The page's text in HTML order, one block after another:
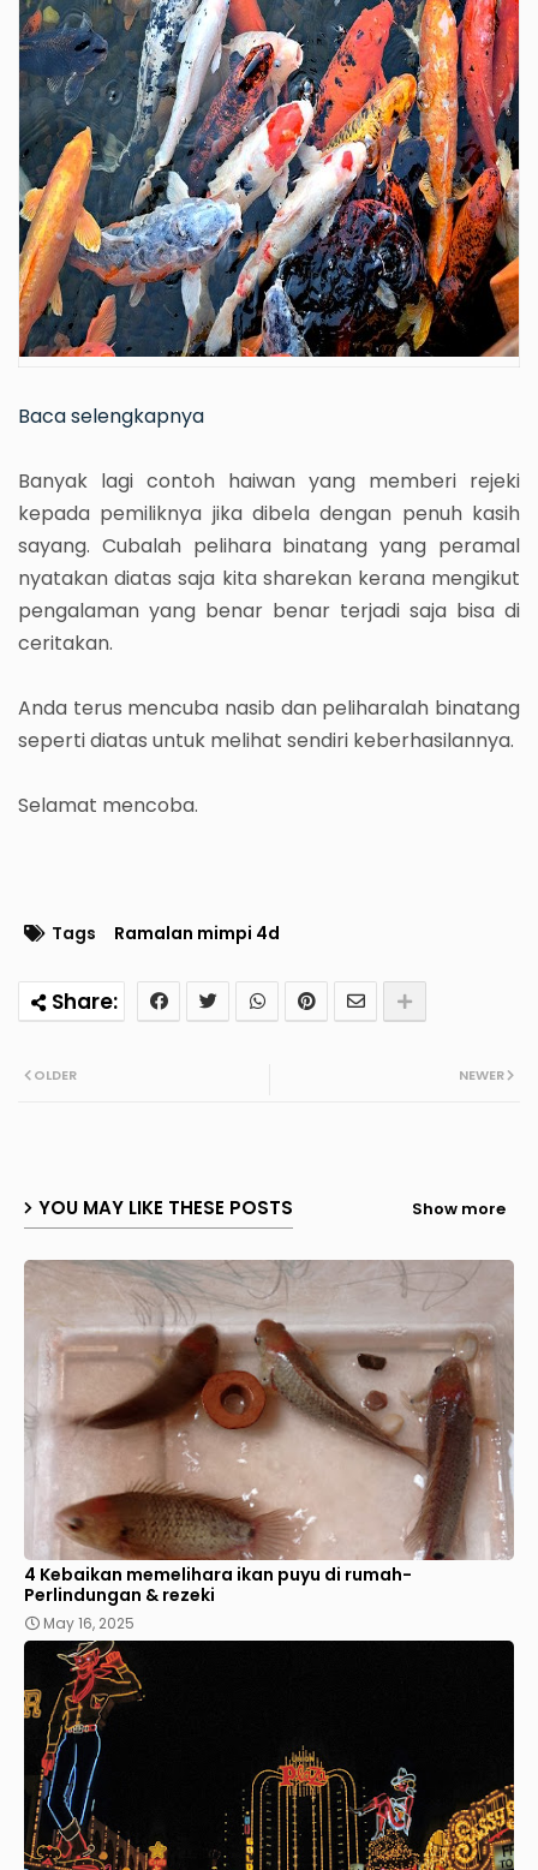
Baca selengkapnya
Banyak lagi contoh haiwan yang memberi rejeki
kepada pemiliknya jika dibela dengan penuh kasih
sayang. Cubalah pelihara binatang yang peramal
nyatakan diatas saja kita sharekan kerana mengikut
pengalaman yang benar benar terjadi saja bisa di
ceritakan.
Anda terus mencuba nasib dan peliharalah binatang
seperti diatas untuk melihat sendiri keberhasilannya.
Selamat mencoba.
Tags Ramalan mimpi 4d
NEWER
OLDER
YOU MAY LIKE THESE POSTS Show more
4 Kebaikan memelihara ikan puyu di rumah-
Perlindungan & rezeki
May 16, 2025